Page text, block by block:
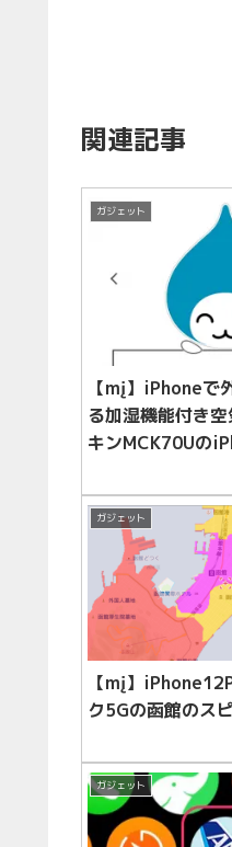
関連記事
ガジェット
【mį】iPhoneで
る加湿機能付き
キンMCK70Uの
ガジェット
【mį】
ク5Gの函館のス
ガジェット